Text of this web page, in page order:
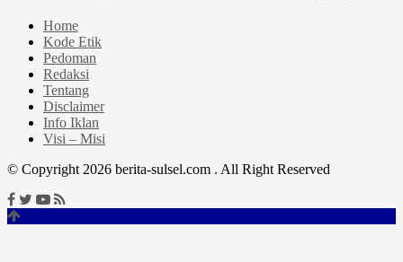
Home
Kode Etik
Pedoman
Redaksi
Tentang
Disclaimer
Info Iklan
Visi – Misi
© Copyright 2026 berita-sulsel.com . All Right Reserved